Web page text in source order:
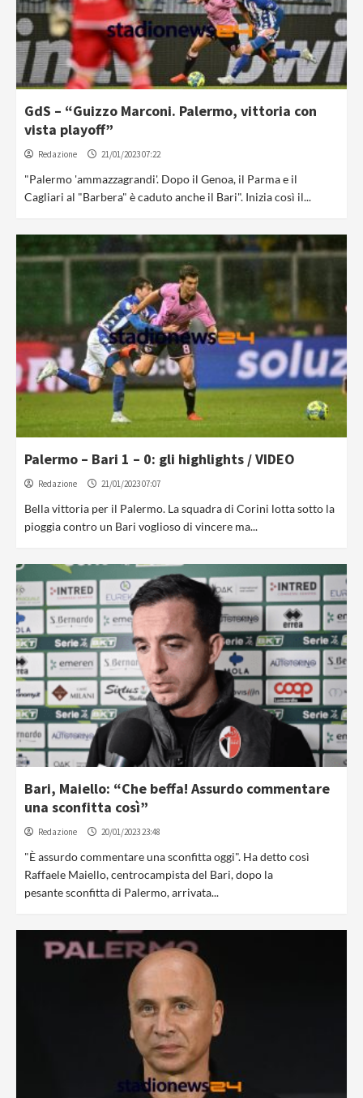
GdS – “Guizzo Marconi. Palermo, vittoria con
vista playoff”
Redazione 21/01/2023 07:22
"Palermo 'ammazzagrandi'. Dopo il Genoa, il Parma e il
Cagliari al "Barbera" è caduto anche il Bari". Inizia così il...
Palermo – Bari 1 – 0: gli highlights / VIDEO
Redazione 21/01/2023 07:07
Bella vittoria per il Palermo. La squadra di Corini lotta sotto la
pioggia contro un Bari voglioso di vincere ma...
Bari, Maiello: “Che beffa! Assurdo commentare
una sconfitta così”
Redazione 20/01/2023 23:48
"È assurdo commentare una sconfitta oggi". Ha detto così
Raffaele Maiello, centrocampista del Bari, dopo la
pesante sconfitta di Palermo, arrivata...